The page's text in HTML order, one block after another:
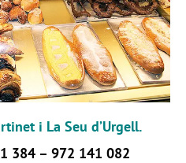
i La Seu d’Urgell.
384 – 972 141 082